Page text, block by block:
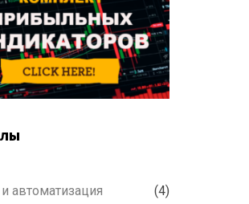
автоматизация (4)